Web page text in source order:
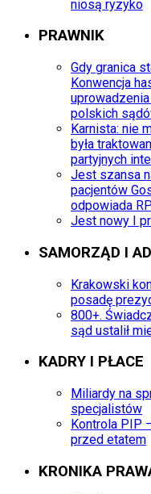
niosą ryzyko
PRAWNIK
Gdy granica
Konwencja
polskich
Karnista: nie
była
partyjnych
Jest szansa
pacjentów
odpowiada
Jest nowy I
SAMORZĄD I
Krakowski
posadę
800+.
sąd ustalił
KADRY I PŁACE
Miliardy na
specjalistów
Kontrola PIP
przed etatem
KRONIKA